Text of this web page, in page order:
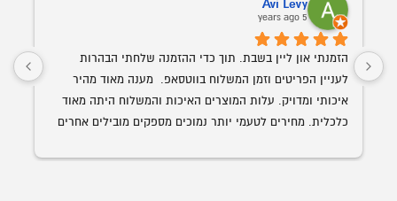
Avi Levy
5 years ago
מ-24 שעות מההזמנה.